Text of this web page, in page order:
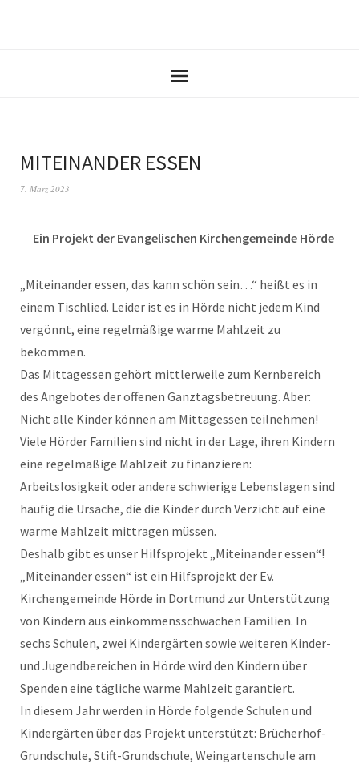
MITEINANDER ESSEN
7. März 2023
Ein Projekt der Evangelischen Kirchengemeinde Hörde
„Miteinander essen, das kann schön sein…“ heißt es in
einem Tischlied. Leider ist es in Hörde nicht jedem Kind
vergönnt, eine regelmäßige warme Mahlzeit zu
bekommen.
Das Mittagessen gehört mittlerweile zum Kernbereich
des Angebotes der offenen Ganztagsbetreuung. Aber:
Nicht alle Kinder können am Mittagessen teilnehmen!
Viele Hörder Familien sind nicht in der Lage, ihren Kindern
eine regelmäßige Mahlzeit zu finanzieren:
Arbeitslosigkeit oder andere schwierige Lebenslagen sind
häufig die Ursache, die die Kinder durch Verzicht auf eine
warme Mahlzeit mittragen müssen.
Deshalb gibt es unser Hilfsprojekt „Miteinander essen“!
„Miteinander essen“ ist ein Hilfsprojekt der Ev.
Kirchengemeinde Hörde in Dortmund zur Unterstützung
von Kindern aus einkommensschwachen Familien. In
sechs Schulen, zwei Kindergärten sowie weiteren Kinder-
und Jugendbereichen in Hörde wird den Kindern über
Spenden eine tägliche warme Mahlzeit garantiert.
In diesem Jahr werden in Hörde folgende Schulen und
Kindergärten über das Projekt unterstützt: Brücherhof-
Grundschule, Stift-Grundschule, Weingartenschule am